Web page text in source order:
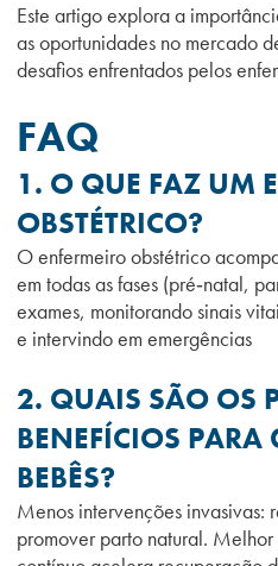
Este artigo explora a
as oportunidades no mercado
desafios enfrentados pelos
FAQ
1. O QUE FAZ UM
OBSTÉTRICO?
O enfermeiro obstétrico
em todas as fases (pré‑natal,
exames, monitorando sinais
e intervindo em emergências
2. QUAIS SÃO OS
BENEFÍCIOS PARA
BEBÊS?
Menos intervenções invasivas:
promover parto natural.